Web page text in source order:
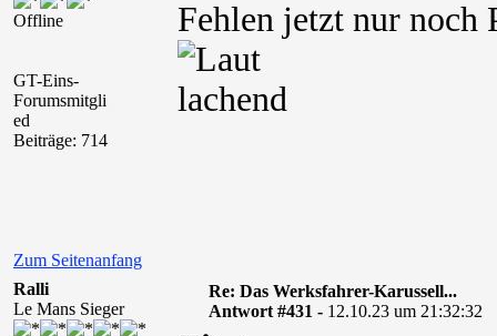
Offline
GT-Eins-
Forumsmitgli
ed
Beiträge: 714
Fehlen jetzt nur
Zum Seitenanfang
Ralli
Le Mans Sieger
Re: Das Werksfahrer-Karussell...
Antwort #431 - 12.10.23 um 21:32:32